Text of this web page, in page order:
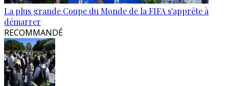
La plus grande Coupe du Monde de la FIFA s'apprête à
démarrer
RECOMMANDÉ